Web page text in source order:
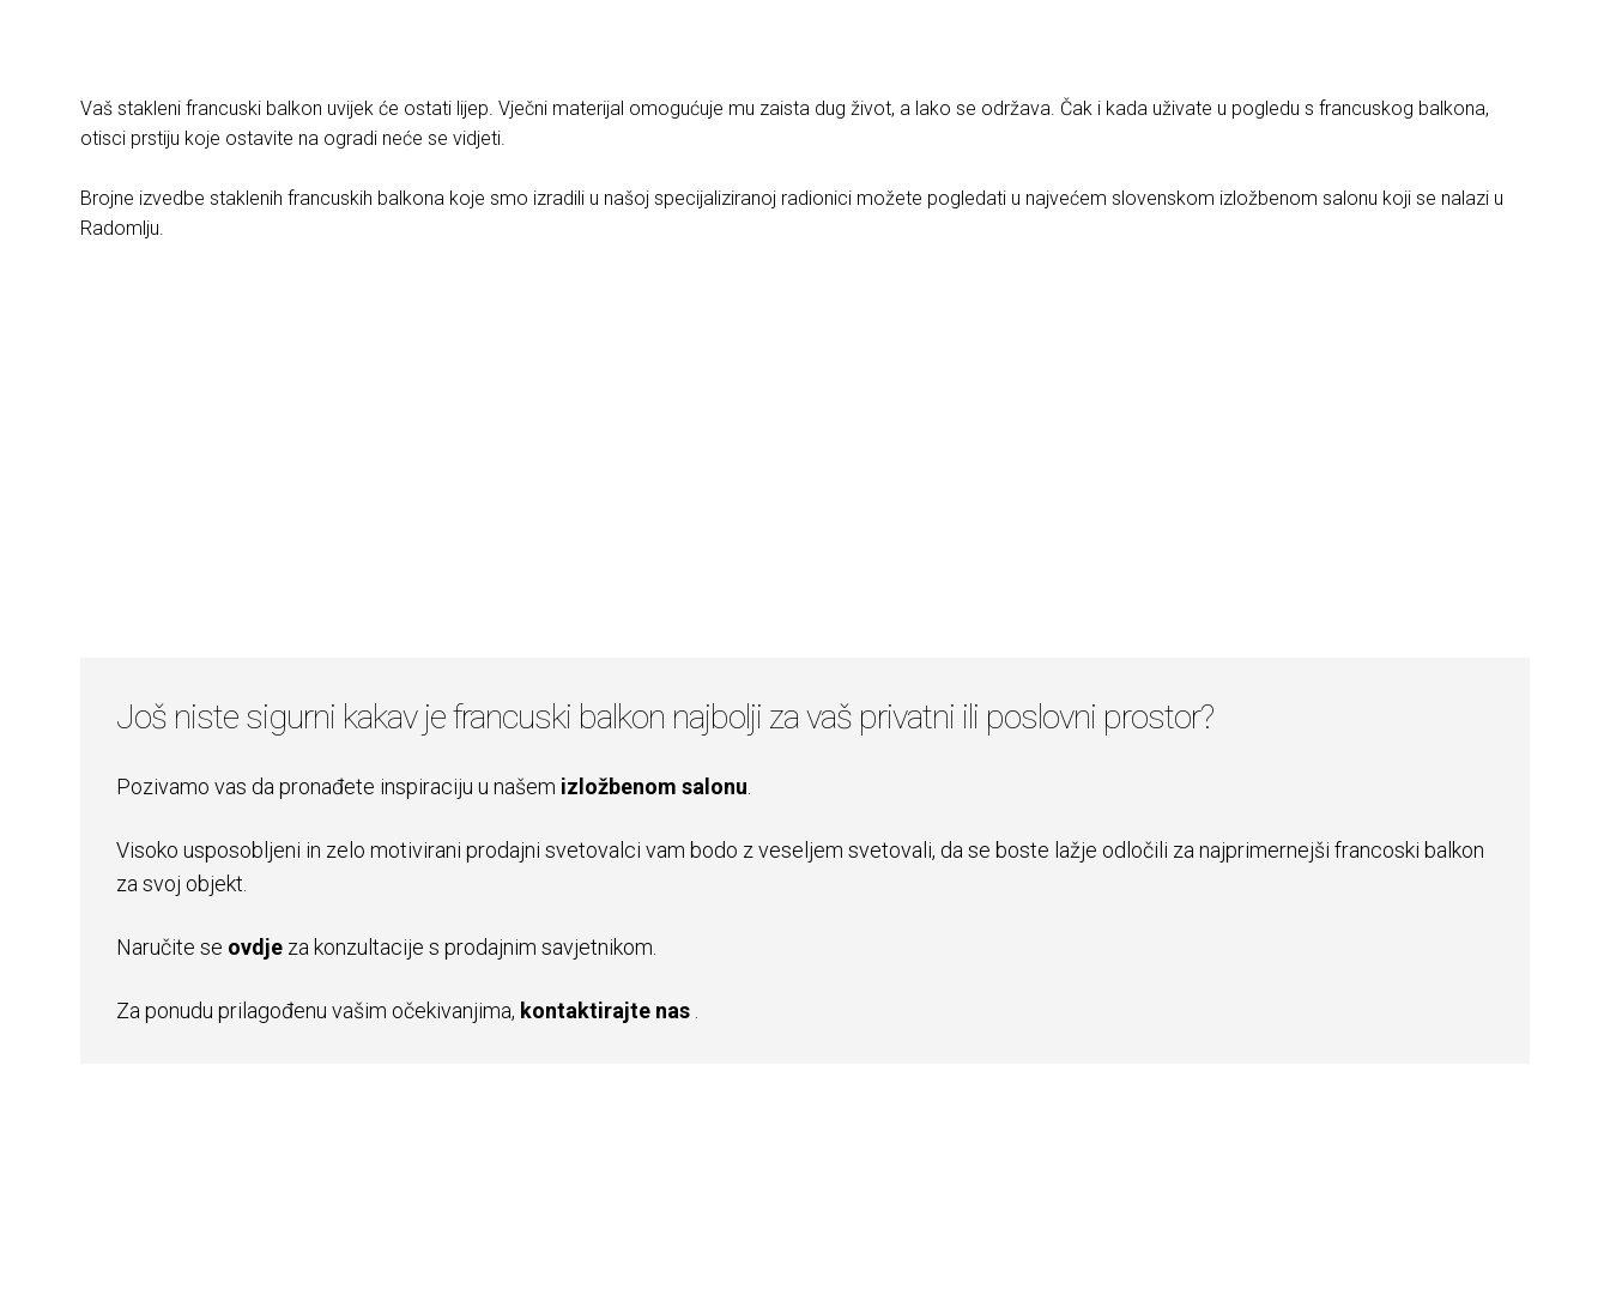
Vaš stakleni francuski balkon uvijek će ostati lijep. Vječni materijal omogućuje mu zaista dug život, a lako se održava. Čak i kada uživate u pogledu s francuskog balkona,
otisci prstiju koje ostavite na ogradi neće se vidjeti.
Brojne izvedbe staklenih francuskih balkona koje smo izradili u našoj specijaliziranoj radionici možete pogledati u najvećem slovenskom izložbenom salonu koji se nalazi u
Radomlju.
Još niste sigurni kakav je francuski balkon najbolji za vaš privatni ili poslovni prostor?
Pozivamo vas da pronađete inspiraciju u našem izložbenom salonu
Visoko usposobljeni in zelo motivirani prodajni svetovalci vam bodo z veseljem svetovali, da se boste lažje odločili za najprimernejši francoski balkon
za svoj objekt.
Naručite se ovdje za konzultacije s prodajnim savjetnikom.
Za ponudu prilagođenu vašim očekivanjima, kontaktirajte nas